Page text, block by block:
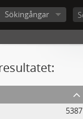
Sökingångar
5387